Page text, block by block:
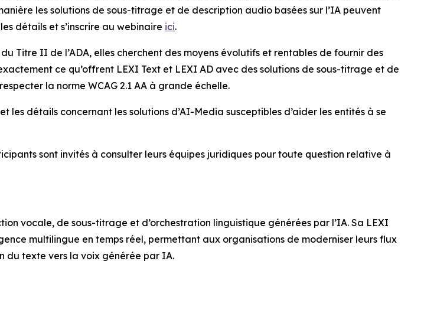
les solutions de sous-titrage et de description audio basées sur l’IA peuvent
détails et s’inscrire au webinaire ici.
Titre II de l’ADA, elles cherchent des moyens évolutifs et rentables de fournir des
ce qu’offrent LEXI Text et LEXI AD avec des solutions de sous-titrage et de
la norme WCAG 2.1 AA à grande échelle.
détails concernant les solutions d’AI-Media susceptibles d’aider les entités à se
sont invités à consulter leurs équipes juridiques pour toute question relative à
vocale, de sous-titrage et d’orchestration linguistique générées par l’IA. Sa LEXI
multilingue en temps réel, permettant aux organisations de moderniser leurs flux
du texte vers la voix générée par IA.